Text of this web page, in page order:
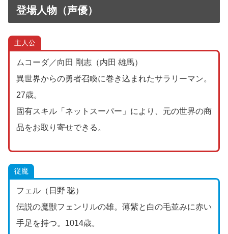
登場人物（声優）
主人公
ムコーダ／向田 剛志（内田 雄馬）
異世界からの勇者召喚に巻き込まれたサラリーマン。
27歳。
固有スキル「ネットスーパー」により、元の世界の商
品をお取り寄せできる。
従魔
フェル（日野 聡）
伝説の魔獣フェンリルの雄。薄紫と白の毛並みに赤い
手足を持つ。1014歳。